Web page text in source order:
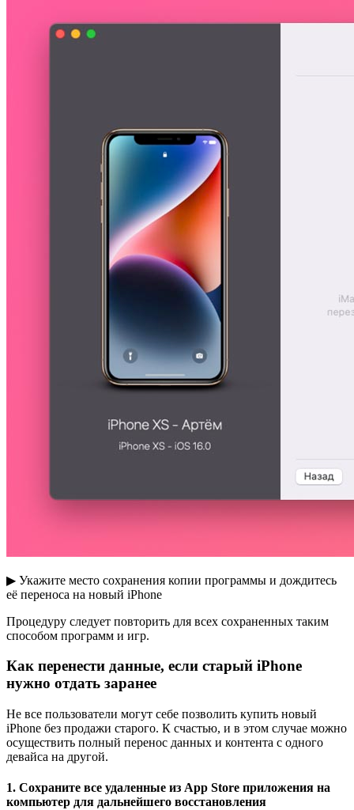
▶ Укажите место сохранения копии программы и дождитесь
её переноса на новый iPhone
Процедуру следует повторить для всех сохраненных таким
способом программ и игр.
Как перенести данные, если старый iPhone
нужно отдать заранее
Не все пользователи могут себе позволить купить новый
iPhone без продажи старого. К счастью, и в этом случае можно
осуществить полный перенос данных и контента с одного
девайса на другой.
1. Сохраните все удаленные из App Store приложения на
компьютер для дальнейшего восстановления